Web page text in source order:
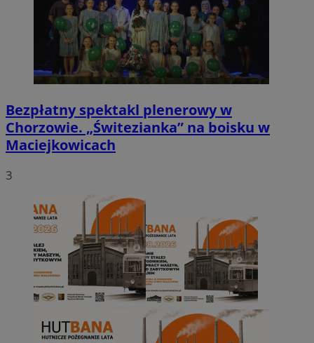
Bezpłatny spektakl plenerowy w
Chorzowie. „Świtezianka” na boisku w
Maciejkowicach
3